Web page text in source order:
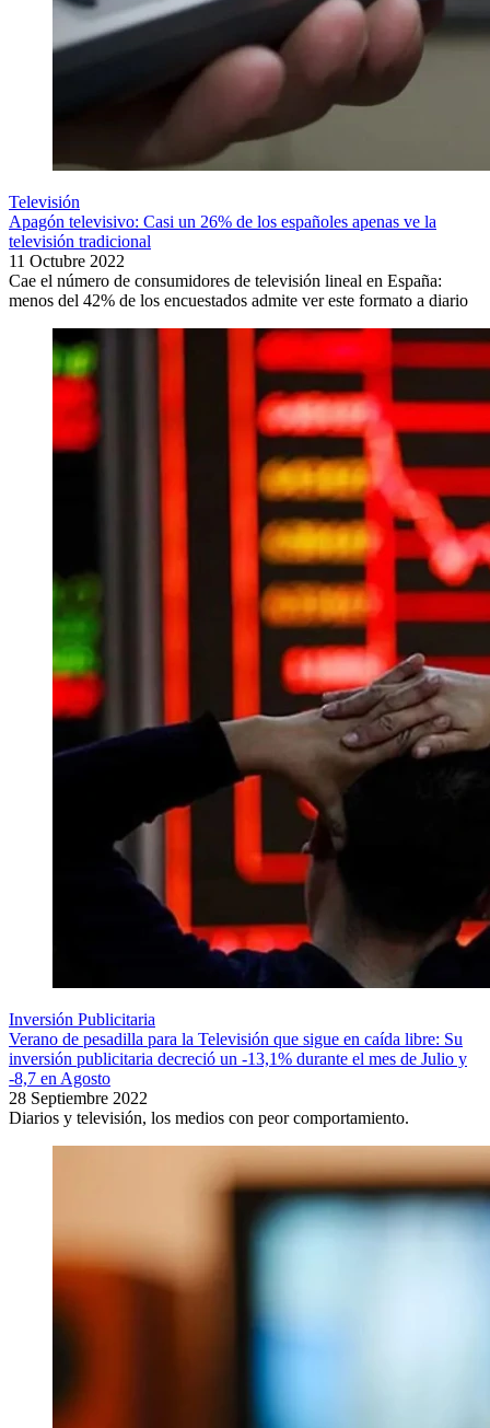
Televisión
Apagón televisivo: Casi un 26% de los españoles apenas ve la
televisión tradicional
11 Octubre 2022
Cae el número de consumidores de televisión lineal en España:
menos del 42% de los encuestados admite ver este formato a diario
Inversión Publicitaria
Verano de pesadilla para la Televisión que sigue en caída libre: Su
inversión publicitaria decreció un -13,1% durante el mes de Julio y
-8,7 en Agosto
28 Septiembre 2022
Diarios y televisión, los medios con peor comportamiento.